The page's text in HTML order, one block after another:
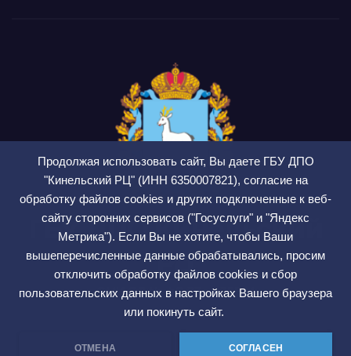
Продолжая использовать сайт, Вы даете ГБУ ДПО
"Кинельский РЦ" (ИНН 6350007821), согласие на
обработку файлов cookies и других подключенные к веб-
сайту сторонних сервисов ("Госуслуги" и "Яндекс
Метрика"). Если Вы не хотите, чтобы Ваши
вышеперечисленные данные обрабатывались, просим
отключить обработку файлов cookies и сбор
пользовательских данных в настройках Вашего браузера
или покинуть сайт.
ОТМЕНА СОГЛАСЕН
ГБУ ДПО Кинельский
РЦ
СМИ ЭЛ № ФС 77 — 75564